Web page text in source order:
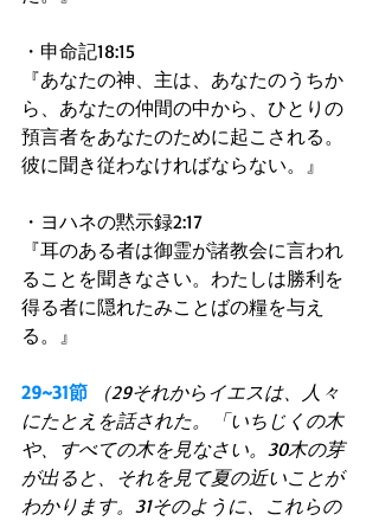
・申命記18:15
『あなたの神、主は、あなたのうちか
ら、あなたの仲間の中から、ひとりの
預言者をあなたのために起こされる。
彼に聞き従わなければならない。』
・ヨハネの黙示録2:17
『耳のある者は御霊が諸教会に言われ
ることを聞きなさい。わたしは勝利を
得る者に隠れたみことばの糧を与え
る。』
29~31節
（29それからイエスは、人々
にたとえを話された。「いちじくの木
や、すべての木を見なさい。30木の芽
が出ると、それを見て夏の近いことが
わかります。31そのように、これらの